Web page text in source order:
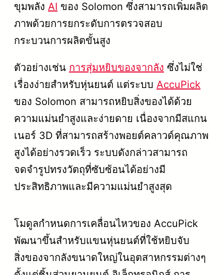
ขุมพลัง AI ของ Solomon ซึ่งสามารถเพิ่มผลิต
ภาพด้วยการยกระดับการตรวจสอบ
กระบวนการผลิตขั้นสูง
ตัวอย่างเช่น การสุ่มหยิบของจากลัง ซึ่งไม่ใช่
เรื่องง่ายสำหรับหุ่นยนต์ แต่ระบบ AccuPick
ของ Solomon สามารถหยิบสิ่งของได้ด้วย
ความแม่นยำสูงและง่ายดาย เนื่องจากมีสแกน
เนอร์ 3D ที่สามารถสร้างพอยต์คลาวด์คุณภาพ
สูงได้อย่างรวดเร็ว ระบบดังกล่าวสามารถ
จดจำรูปทรงวัตถุที่ซับซ้อนได้อย่างมี
ประสิทธิภาพและมีความแม่นยำสูงสุด
โมดูลกำหนดการเคลื่อนไหวของ AccuPick
พัฒนาขึ้นสำหรับแขนหุ่นยนต์ที่ใช้หยิบจับ
สิ่งของจากลังขนาดใหญ่ในอุตสาหกรรมต่างๆ